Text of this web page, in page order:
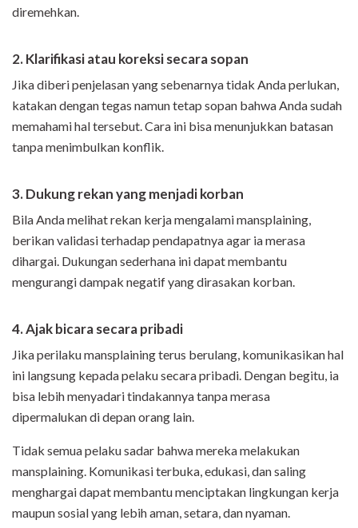
diremehkan.
2. Klarifikasi atau koreksi secara sopan
Jika diberi penjelasan yang sebenarnya tidak Anda perlukan,
katakan dengan tegas namun tetap sopan bahwa Anda sudah
memahami hal tersebut. Cara ini bisa menunjukkan batasan
tanpa menimbulkan konflik.
3. Dukung rekan yang menjadi korban
Bila Anda melihat rekan kerja mengalami mansplaining,
berikan validasi terhadap pendapatnya agar ia merasa
dihargai. Dukungan sederhana ini dapat membantu
mengurangi dampak negatif yang dirasakan korban.
4. Ajak bicara secara pribadi
Jika perilaku mansplaining terus berulang, komunikasikan hal
ini langsung kepada pelaku secara pribadi. Dengan begitu, ia
bisa lebih menyadari tindakannya tanpa merasa
dipermalukan di depan orang lain.
Tidak semua pelaku sadar bahwa mereka melakukan
mansplaining. Komunikasi terbuka, edukasi, dan saling
menghargai dapat membantu menciptakan lingkungan kerja
maupun sosial yang lebih aman, setara, dan nyaman.